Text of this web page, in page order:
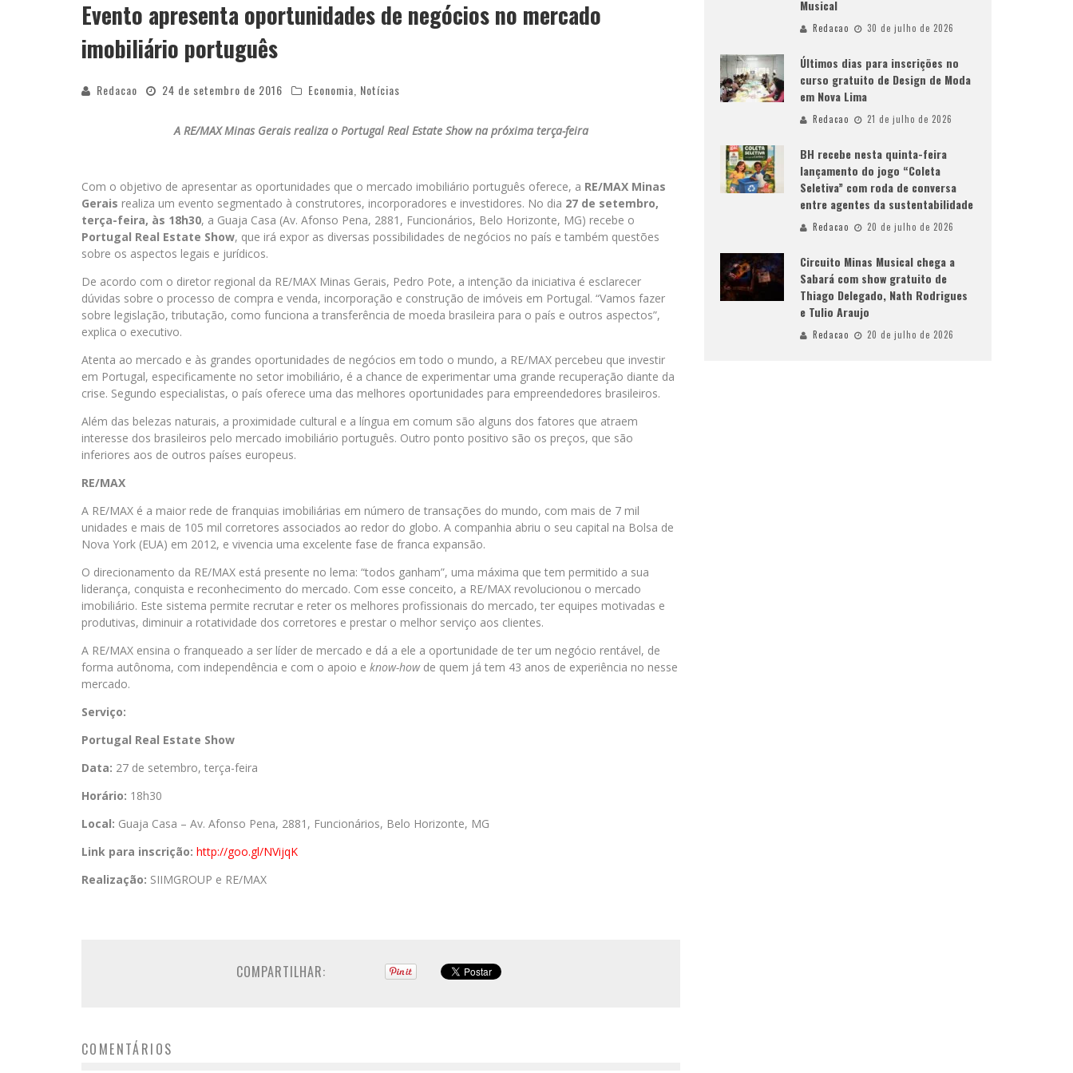
Evento apresenta oportunidades de negócios no mercado
imobiliário português
Redacao 24 de setembro de 2016 Economia Notícias
A RE/MAX Minas Gerais realiza o Portugal Real Estate Show na próxima terça-feira
Com o objetivo de apresentar as oportunidades que o mercado imobiliário português oferece, a RE/MAX Minas
Gerais realiza um evento segmentado à construtores, incorporadores e investidores. No dia 27 de setembro,
terça-feira, às 18h30, a Guaja Casa (Av. Afonso Pena, 2881, Funcionários, Belo Horizonte, MG) recebe o
Portugal Real Estate Show, que irá expor as diversas possibilidades de negócios no país e também questões
sobre os aspectos legais e jurídicos.
De acordo com o diretor regional da RE/MAX Minas Gerais, Pedro Pote, a intenção da iniciativa é esclarecer
dúvidas sobre o processo de compra e venda, incorporação e construção de imóveis em Portugal. “Vamos fazer
sobre legislação, tributação, como funciona a transferência de moeda brasileira para o país e outros aspectos”,
explica o executivo.
Atenta ao mercado e às grandes oportunidades de negócios em todo o mundo, a RE/MAX percebeu que investir
em Portugal, especificamente no setor imobiliário, é a chance de experimentar uma grande recuperação diante da
crise. Segundo especialistas, o país oferece uma das melhores oportunidades para empreendedores brasileiros.
Além das belezas naturais, a proximidade cultural e a língua em comum são alguns dos fatores que atraem
interesse dos brasileiros pelo mercado imobiliário português. Outro ponto positivo são os preços, que são
inferiores aos de outros países europeus.
RE/MAX
A RE/MAX é a maior rede de franquias imobiliárias em número de transações do mundo, com mais de 7 mil
unidades e mais de 105 mil corretores associados ao redor do globo. A companhia abriu o seu capital na Bolsa de
Nova York (EUA) em 2012, e vivencia uma excelente fase de franca expansão.
O direcionamento da RE/MAX está presente no lema: “todos ganham”, uma máxima que tem permitido a sua
liderança, conquista e reconhecimento do mercado. Com esse conceito, a RE/MAX revolucionou o mercado
imobiliário. Este sistema permite recrutar e reter os melhores profissionais do mercado, ter equipes motivadas e
produtivas, diminuir a rotatividade dos corretores e prestar o melhor serviço aos clientes.
A RE/MAX ensina o franqueado a ser líder de mercado e dá a ele a oportunidade de ter um negócio rentável, de
forma autônoma, com independência e com o apoio e know-howde quem já tem 43 anos de experiência no nesse
mercado.
Serviço:
Portugal Real Estate Show
Data: 27 de setembro, terça-feira
Horário: 18h30
Local: Guaja Casa – Av. Afonso Pena, 2881, Funcionários, Belo Horizonte, MG
Link para inscrição: http://goo.gl/NVijqK
Realização: SIIMGROUP e RE/MAX
COMPARTILHAR:
COMENTÁRIOS
Musical
Redacao 30 de julho de 2026
Últimos dias para inscrições no
curso gratuito de Design de Moda
em Nova Lima
Redacao 21 de julho de 2026
BH recebe nesta quinta-feira
lançamento do jogo “Coleta
Seletiva” com roda de conversa
entre agentes da sustentabilidade
Redacao 20 de julho de 2026
Circuito Minas Musical chega a
Sabará com show gratuito de
Thiago Delegado, Nath Rodrigues
e Tulio Araujo
Redacao 20 de julho de 2026